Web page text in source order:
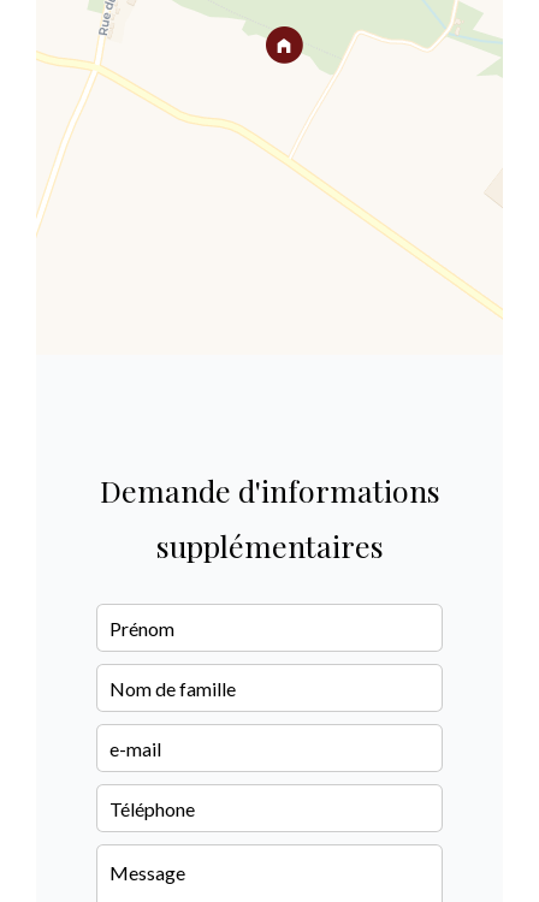
Demande d'informations
supplémentaires